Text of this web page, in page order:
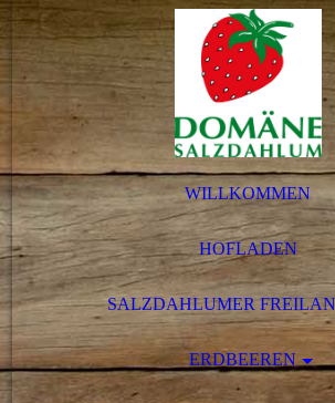
WILLKOMMEN
HOFLADEN
SALZDAHLUMER
ERDBEEREN